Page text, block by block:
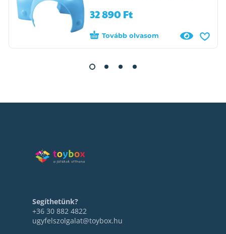
32 890 Ft
Tovább olvasom
Segíthetünk?
+36 30 882 4822
ugyfelszolgalat@toybox.hu